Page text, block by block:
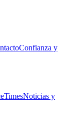
Confianza y
Noticias y